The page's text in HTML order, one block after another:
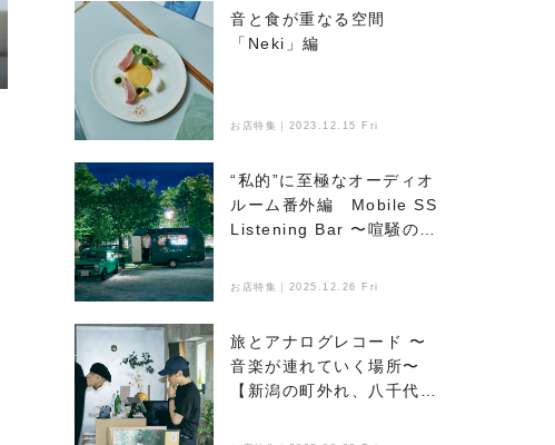
音と食が重なる空間
「Neki」編
お店特集｜2023.12.15 Fri
“私的”に至極なオーディオ
ルーム番外編 Mobile SS
Listening Bar 〜喧騒のな
る、新たなオアシス〜
お店特集｜2025.12.26 Fri
旅とアナログレコード 〜
音楽が連れていく場所〜
【新潟の町外れ、八千代マ